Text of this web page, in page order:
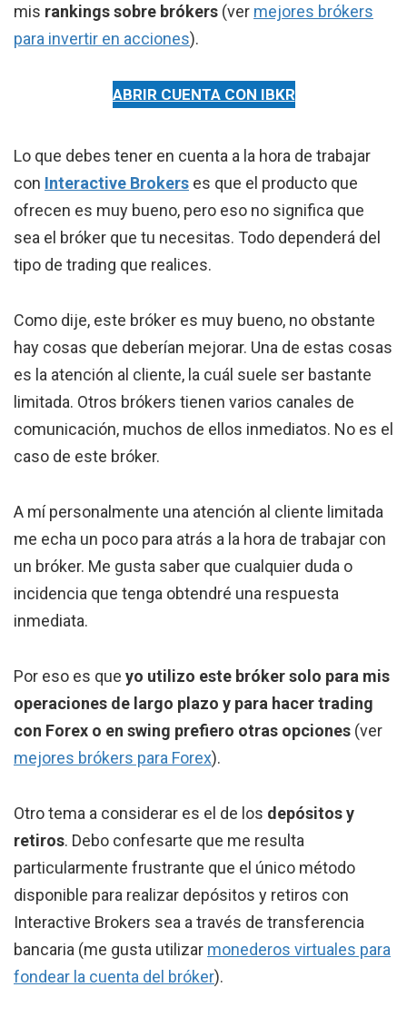
mis rankings sobre brókers (ver mejores brókers
para invertir en acciones).
ABRIR CUENTA CON IBKR
Lo que debes tener en cuenta a la hora de trabajar
con Interactive Brokers es que el producto que
ofrecen es muy bueno, pero eso no significa que
sea el bróker que tu necesitas. Todo dependerá del
tipo de trading que realices.
Como dije, este bróker es muy bueno, no obstante
hay cosas que deberían mejorar. Una de estas cosas
es la atención al cliente, la cuál suele ser bastante
limitada. Otros brókers tienen varios canales de
comunicación, muchos de ellos inmediatos. No es el
caso de este bróker.
A mí personalmente una atención al cliente limitada
me echa un poco para atrás a la hora de trabajar con
un bróker. Me gusta saber que cualquier duda o
incidencia que tenga obtendré una respuesta
inmediata.
Por eso es que yo utilizo este bróker solo para mis
operaciones de largo plazo y para hacer trading
con Forex o en swing prefiero otras opciones (ver
mejores brókers para Forex).
Otro tema a considerar es el de los depósitos y
retiros. Debo confesarte que me resulta
particularmente frustrante que el único método
disponible para realizar depósitos y retiros con
Interactive Brokers sea a través de transferencia
bancaria (me gusta utilizar monederos virtuales para
fondear la cuenta del bróker).